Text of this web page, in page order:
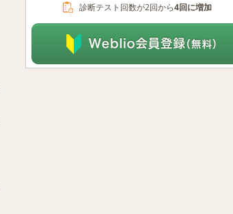
診断テスト回数が2回から4回に増加